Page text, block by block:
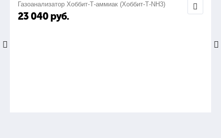
Газоанализатор Хоббит-Т-аммиак (Хоббит-Т-NH3)
23 040 руб.